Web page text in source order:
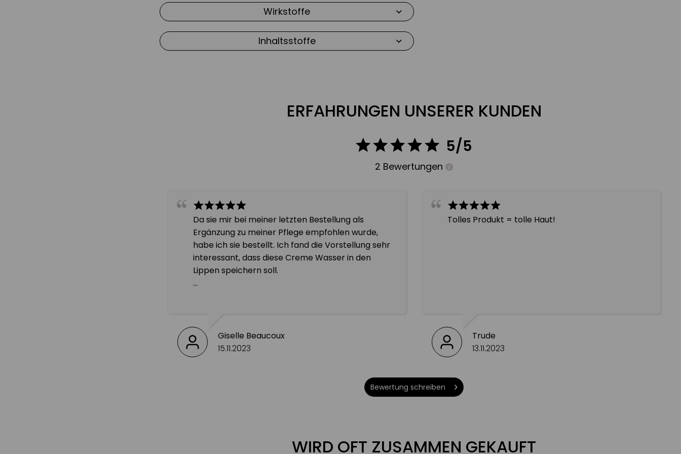
strahlend schönen Teint
stimuliert die Sauerstoffversorgung
schützt vor negativen Umwelteinflüssen
für ein pralleres & glatteres Hautbild
Wirkstoffe
Inhaltsstoffe
ERFAHRUNGEN UNSERER KUNDEN
5/5
2 Bewertungen
Da sie mir bei meiner letzten Bestellung als
Ergänzung zu meiner Pflege empfohlen wurde,
habe ich sie bestellt. Ich fand die Vorstellung sehr
interessant, dass diese Creme Wasser in den
Lippen speichern soll.
Giselle Beaucoux
15.11.2023
Tolles Produkt = tolle Haut!
Trude
13.11.2023
Bewertung schreiben
WIRD OFT ZUSAMMEN GEKAUFT